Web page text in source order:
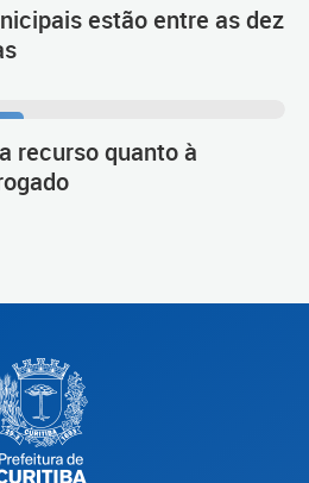
estão entre as dez
recurso quanto à